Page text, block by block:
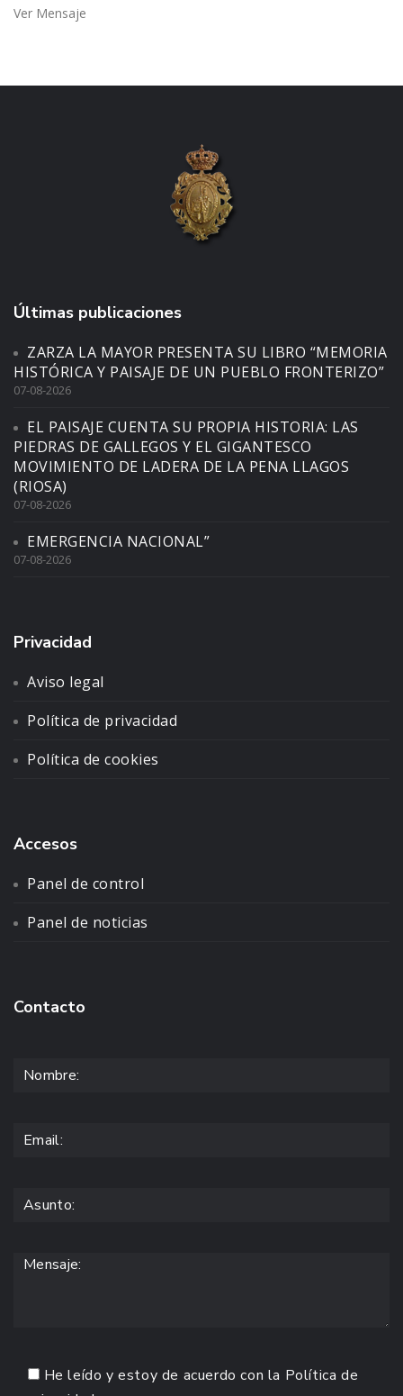
Ver Mensaje
Últimas publicaciones
ZARZA LA MAYOR PRESENTA SU LIBRO “MEMORIA
HISTÓRICA Y PAISAJE DE UN PUEBLO FRONTERIZO”
07-08-2026
EL PAISAJE CUENTA SU PROPIA HISTORIA: LAS
PIEDRAS DE GALLEGOS Y EL GIGANTESCO
MOVIMIENTO DE LADERA DE LA PENA LLAGOS
(RIOSA)
07-08-2026
EMERGENCIA NACIONAL”
07-08-2026
Privacidad
Aviso legal
Política de privacidad
Política de cookies
Accesos
Panel de control
Panel de noticias
Contacto
He leído y estoy de acuerdo con la Política de